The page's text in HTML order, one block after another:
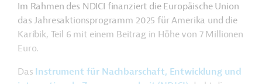
Im Rahmen des NDICI finanziert die Europäische Union
das Jahresaktionsprogramm 2025 für Amerika und die
Karibik, Teil 6 mit einem Beitrag in Höhe von 7 Millionen
Euro.
Das Instrument für Nachbarschaft, Entwicklung und